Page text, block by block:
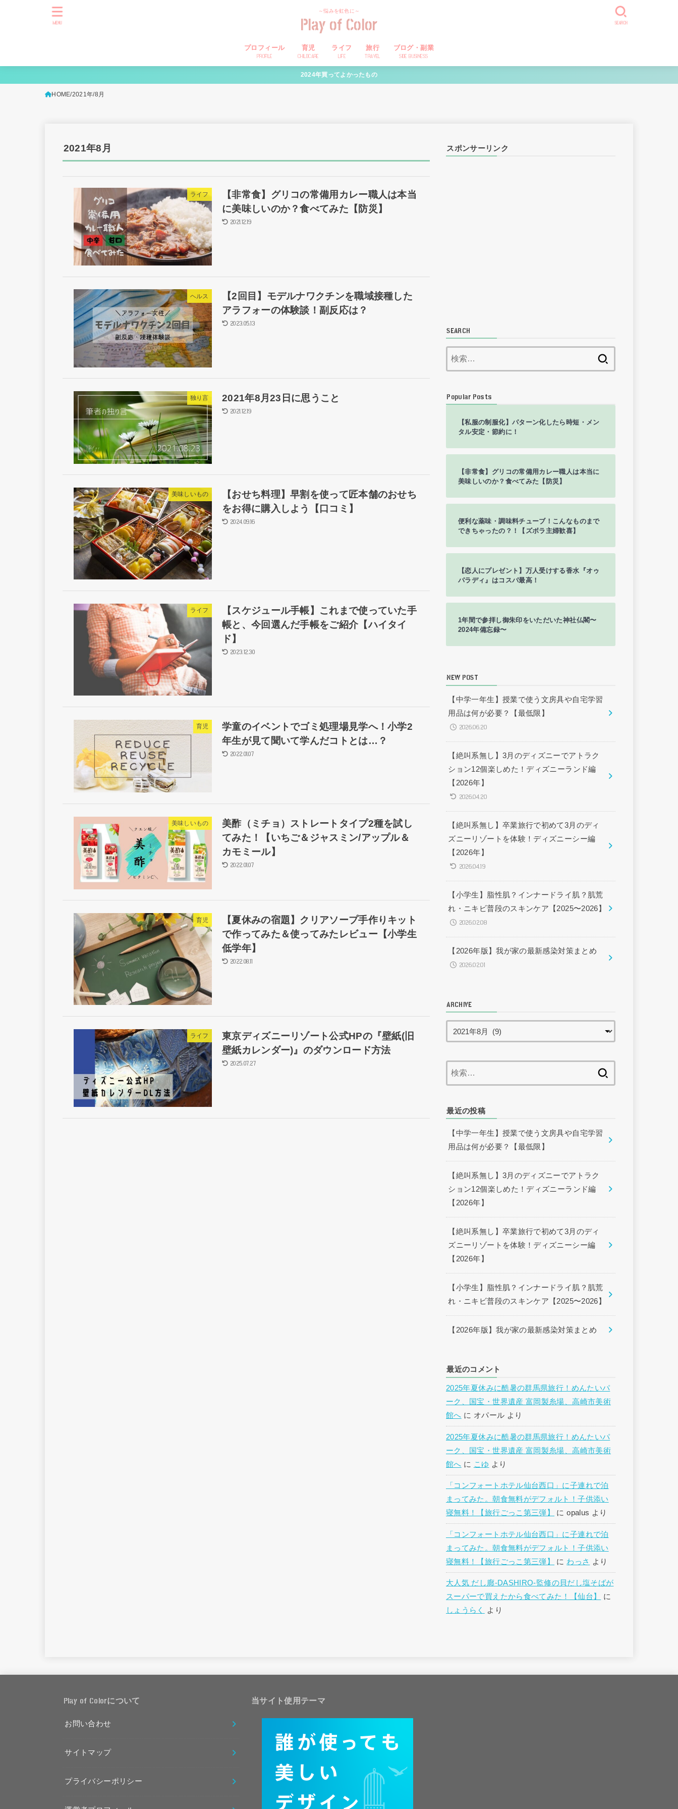
～悩みを虹色に～
Play of Color
プロフィール
PROFILE
育児
CHILDCARE
ライフ
LIFE
旅行
TRAVEL
ブログ・副業
SIDE BUSINESS
SEARCH
MENU
2024年買ってよかったもの
HOME 2021年 8月
2021年8月
ライフ
【非常食】グリコの常備用カレー職人は本当
に美味しいのか？食べてみた【防災】
2021.12.19
ヘルス
【2回目】モデルナワクチンを職域接種した
アラフォーの体験談！副反応は？
2023.05.13
独り言 2021年8月23日に思うこと
2021.12.19
美味しいもの
【おせち料理】早割を使って匠本舗のおせち
をお得に購入しよう【口コミ】
2024.09.16
ライフ
【スケジュール手帳】これまで使っていた手
帳と、今回選んだ手帳をご紹介【ハイタイ
ド】
2023.12.30
育児
学童のイベントでゴミ処理場見学へ！小学2
年生が見て聞いて学んだコトとは…？
2022.01.07
美味しいもの
美酢（ミチョ）ストレートタイプ2種を試し
てみた！【いちご＆ジャスミン/アップル＆
カモミール】
2022.01.07
育児
【夏休みの宿題】クリアソープ手作りキット
で作ってみた＆使ってみたレビュー【小学生
低学年】
2022.08.11
ライフ
東京ディズニーリゾート公式HPの『壁紙(旧
壁紙カレンダー)』のダウンロード方法
2025.07.27
スポンサーリンク
SEARCH
Popular Posts
【私服の制服化】パターン化したら時短・メン
タル安定・節約に！
【非常食】グリコの常備用カレー職人は本当に
美味しいのか？食べてみた【防災】
便利な薬味・調味料チューブ！こんなものまで
できちゃったの？！【ズボラ主婦歓喜】
【恋人にプレゼント】万人受けする香水『オゥ
パラディ』はコスパ最高！
1年間で参拝し御朱印をいただいた神社仏閣〜
2024年備忘録〜
NEW POST
【中学一年生】授業で使う文房具や自宅学習
用品は何が必要？【最低限】
2026.06.20
【絶叫系無し】3月のディズニーでアトラク
ション12個楽しめた！ディズニーランド編
【2026年】
2026.04.20
【絶叫系無し】卒業旅行で初めて3月のディ
ズニーリゾートを体験！ディズニーシー編
【2026年】
2026.04.19
【小学生】脂性肌？インナードライ肌？肌荒
れ・ニキビ普段のスキンケア【2025〜2026】
2026.02.08
【2026年版】我が家の最新感染対策まとめ
2026.02.01
ARCHIVE
最近の投稿
【中学一年生】授業で使う文房具や自宅学習
用品は何が必要？【最低限】
【絶叫系無し】3月のディズニーでアトラク
ション12個楽しめた！ディズニーランド編
【2026年】
【絶叫系無し】卒業旅行で初めて3月のディ
ズニーリゾートを体験！ディズニーシー編
【2026年】
【小学生】脂性肌？インナードライ肌？肌荒
れ・ニキビ普段のスキンケア【2025〜2026】
【2026年版】我が家の最新感染対策まとめ
最近のコメント
2025年夏休みに酷暑の群馬県旅行！めんたいパ
ーク、国宝・世界遺産 富岡製糸場、高崎市美術
館へ に オパール より
2025年夏休みに酷暑の群馬県旅行！めんたいパ
ーク、国宝・世界遺産 富岡製糸場、高崎市美術
館へ に こゆ より
「コンフォートホテル仙台西口」に子連れで泊
まってみた。朝食無料がデフォルト！子供添い
寝無料！【旅行ごっこ第三弾】
にopalus より
「コンフォートホテル仙台西口」に子連れで泊
まってみた。朝食無料がデフォルト！子供添い
寝無料！【旅行ごっこ第三弾】
に わっさ より
大人気 だし廊-DASHIRO-監修の貝だし塩そばが
スーパーで買えたから食べてみた！【仙台】
に
しょうらく
より
Play of Colorについて
お問い合わせ
サイトマップ
プライバシーポリシー
当サイト使用テーマ